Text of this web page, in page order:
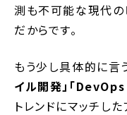
測も不可能な現代
だからです。
もう少し具体的に言
イル開発」「DevOps
トレンドにマッチし